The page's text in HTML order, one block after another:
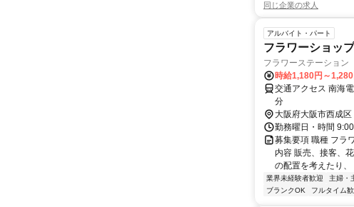
同じ企業の求人
アルバイト・パート
フラワーショッ
フラワーステーショ
時給1,180円～1,280
交通アクセス 南海
分
大阪府大阪市西成区
勤務曜日・時間
募集要項 職種 フラ
内容 販売、接客、
の配置を考えたり
業界未経験者歓迎 主婦・
ブランクOK
フルタイム